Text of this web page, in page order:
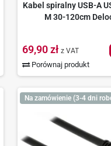
Kabel spiralny USB-A
M 30-120cm
69,90 zł z VAT
Porównaj produkt
Na zamówienie (3-4 dni